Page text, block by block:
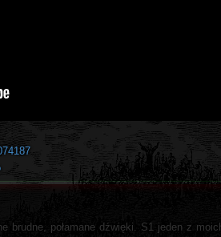
brudne, połamane dźwięki. S1 jeden z